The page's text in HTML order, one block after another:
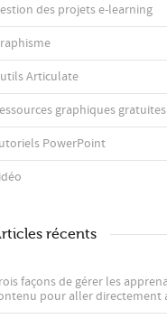
des projets e-learning
Articulate
graphiques gratuites
PowerPoint
récents
façons de gérer les
pour aller directement